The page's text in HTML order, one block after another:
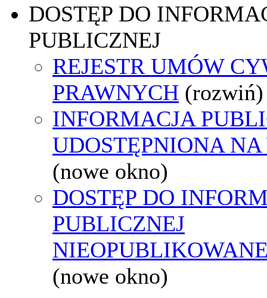
DOSTĘP DO
PUBLICZNEJ
REJESTR UMÓW
PRAWNYCH (rozwiń)
INFORMACJA
UDOSTĘPNIONA
(nowe okno)
DOSTĘP DO
PUBLICZNEJ
(nowe okno)